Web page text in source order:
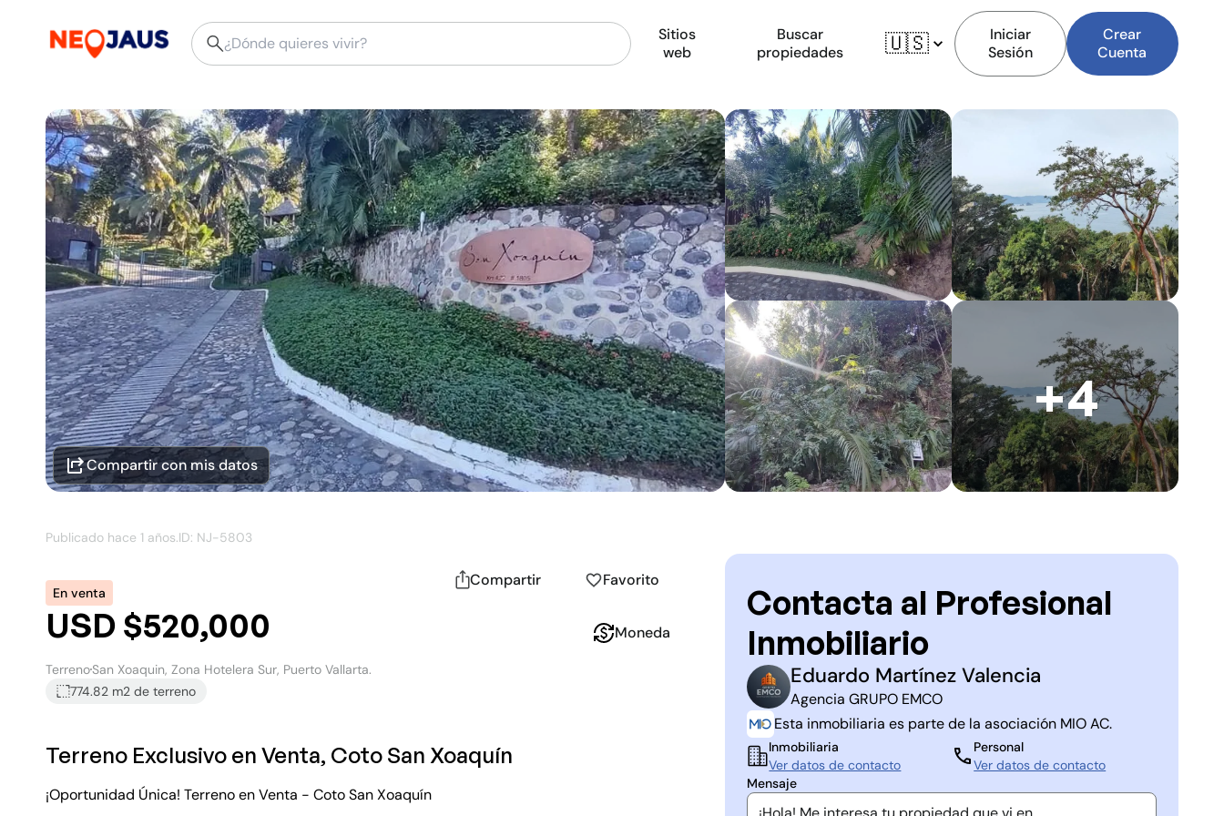
Sitios
web
Buscar
propiedades
🇺🇸
Iniciar
Sesión
Crear
Cuenta
Compartir con mis datos
+4
Publicado hace 1 años.ID: NJ-5803
En venta
Compartir Favorito
USD $520,000 Moneda
TerrenoSan Xoaquin, Zona Hotelera Sur, Puerto Vallarta.
774.82 m2 de terreno
Terreno Exclusivo en Venta, Coto San Xoaquín
¡Oportunidad Única! Terreno en Venta - Coto San Xoaquín
Contacta al Profesional
Inmobiliario
EM Eduardo Martínez Valencia
AgenciaGRUPO EMCO
Esta inmobiliaria es parte de la asociación MIO AC.
Inmobiliaria
Ver datos de contacto
Personal
Ver datos de contacto
Mensaje